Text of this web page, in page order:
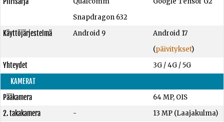
Snapdragon 632
Käyttöjärjestelmä Android 9
Android 17
(päivitykset)
Yhteydet
3G / 4G / 5G
KAMERAT
Pääkamera
64 MP, OIS
2. takakamera
-
13 MP (Laajakulma)